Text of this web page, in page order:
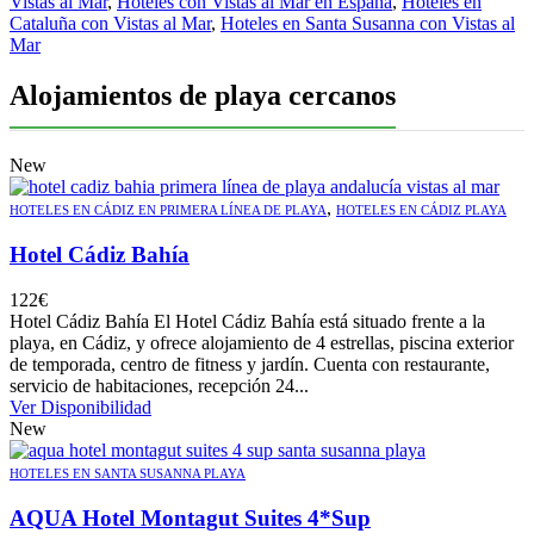
Cataluña con Vistas al Mar, Hoteles en Santa Susanna con Vistas al
Mar
Alojamientos de playa cercanos
New
HOTELES EN CÁDIZ EN PRIMERA LÍNEA DE PLAYA, HOTELES EN CÁDIZ PLAYA
Hotel Cádiz Bahía
122€
Hotel Cádiz Bahía El Hotel Cádiz Bahía está situado frente a la
playa, en Cádiz, y ofrece alojamiento de 4 estrellas, piscina exterior
de temporada, centro de fitness y jardín. Cuenta con restaurante,
servicio de habitaciones, recepción 24...
Ver Disponibilidad
New
HOTELES EN SANTA SUSANNA PLAYA
AQUA Hotel Montagut Suites 4*Sup